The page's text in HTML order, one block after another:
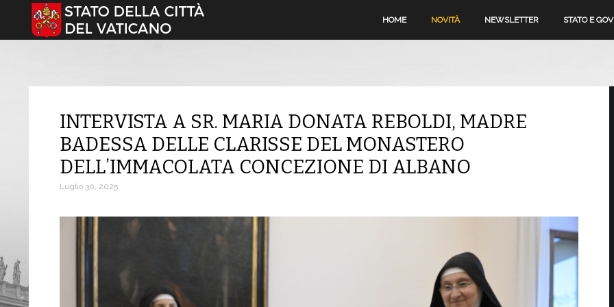
Seleziona la tua lingua HOME NOVITÀ NEWSLETTER STATO E
INTERVISTA A SR. MARIA DONATA REBOLDI, MADRE
BADESSA DELLE CLARISSE DEL MONASTERO
DELL’IMMACOLATA CONCEZIONE DI ALBANO
Luglio 30, 2025